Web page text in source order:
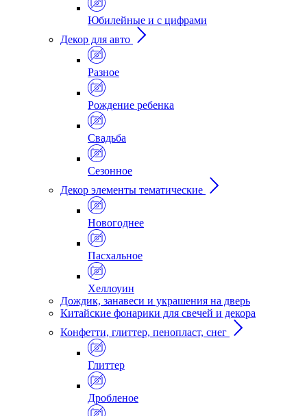
Юбилейные и с цифрами
Декор для авто
Разное
Рождение ребенка
Свадьба
Сезонное
Декор элементы тематические
Новогоднее
Пасхальное
Хеллоуин
Дождик, занавеси и украшения на дверь
Китайские фонарики для свечей и декора
Конфетти, глиттер, пенопласт, снег
Глиттер
Дробленое